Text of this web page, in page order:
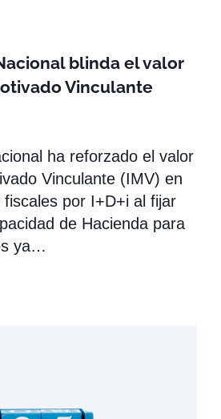
blinda el valor
Vinculante
ha reforzado el valor
Vinculante (IMV) en
fiscales por I+D+i al fijar
de Hacienda para
ya…